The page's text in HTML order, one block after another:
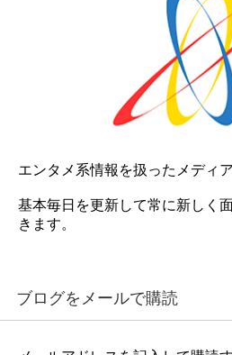
エンタメ系情報を扱ったメディア
基本毎日を更新して常に新しく
きます。
ブログをメールで購読